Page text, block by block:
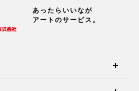
あったらいいなが
アートのサービス。